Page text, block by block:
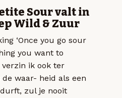
Sour valt in
Wild & Zuur
‘Once you go sour
you want to
verzin ik ook ter
waar- heid als een
zul je nooit